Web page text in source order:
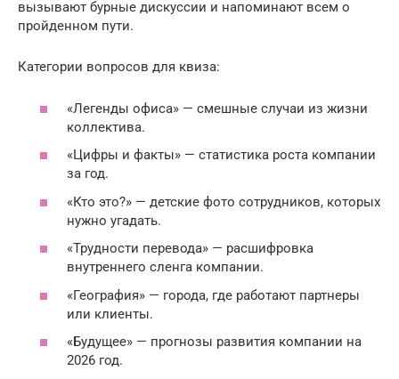
вызывают бурные дискуссии и напоминают всем о
пройденном пути.
Категории вопросов для квиза:
«Легенды офиса» — смешные случаи из жизни
коллектива.
«Цифры и факты» — статистика роста компании
за год.
«Кто это?» — детские фото сотрудников, которых
нужно угадать.
«Трудности перевода» — расшифровка
внутреннего сленга компании.
«География» — города, где работают партнеры
или клиенты.
«Будущее» — прогнозы развития компании на
2026 год.